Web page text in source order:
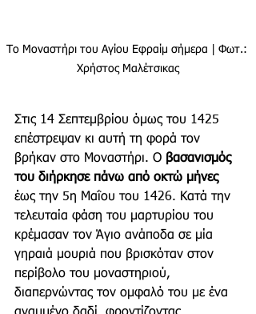
Το Μοναστήρι του Αγίου Εφραίμ σήμερα | Φωτ.:
Χρήστος Μαλέτσικας
Στις 14 Σεπτεμβρίου όμως του 1425
επέστρεψαν κι αυτή τη φορά τον
βρήκαν στο Μοναστήρι. Ο βασανισμός
του διήρκησε πάνω από οκτώ μήνες
έως την 5η Μαΐου του 1426. Κατά την
τελευταία φάση του μαρτυρίου του
κρέμασαν τον Άγιο ανάποδα σε μία
γηραιά μουριά που βρισκόταν στον
περίβολο του μοναστηριού,
διαπερνώντας τον ομφαλό του με ένα